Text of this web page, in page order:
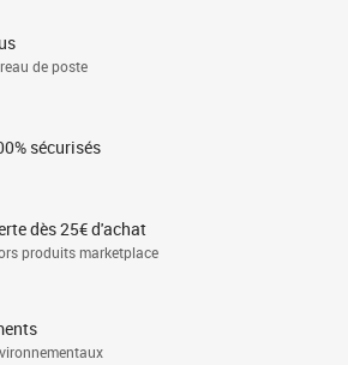
de poste
sécurisés
dès 25€ d'achat
produits marketplace